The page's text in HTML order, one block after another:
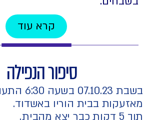
קרא עוד
סיפור הנפילה
בשבת 07.10.23 בשעה 6:30 התעורר חן
בבית הוריו באשדוד.